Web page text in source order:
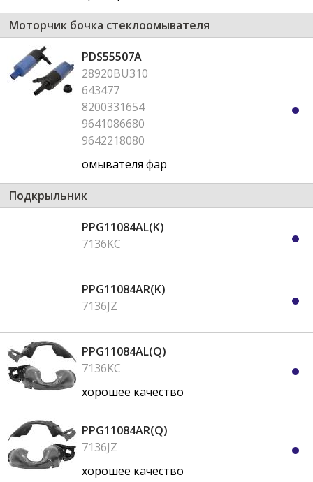
Моторчик бочка стеклоомывателя
PDS55507A
28920BU310
643477
8200331654
9641086680
9642218080
омывателя фар
Подкрыльник
PPG11084AL(K)
7136KC
PPG11084AR(K)
7136JZ
PPG11084AL(Q)
7136KC
хорошее качество
PPG11084AR(Q)
7136JZ
хорошее качество